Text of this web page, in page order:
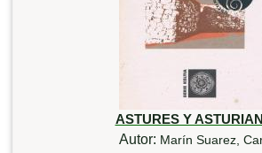
ASTURES Y
Autor: Marín Suarez,